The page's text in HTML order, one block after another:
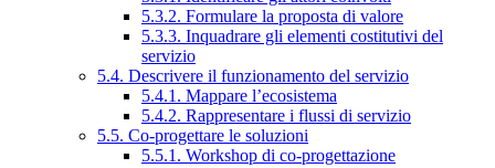
5.3.2. Formulare la proposta di valore
5.3.3. Inquadrare gli elementi costitutivi del
servizio
5.4. Descrivere il funzionamento del servizio
5.4.1. Mappare l’ecosistema
5.4.2. Rappresentare i flussi di servizio
5.5. Co-progettare le soluzioni
5.5.1. Workshop di co-progettazione